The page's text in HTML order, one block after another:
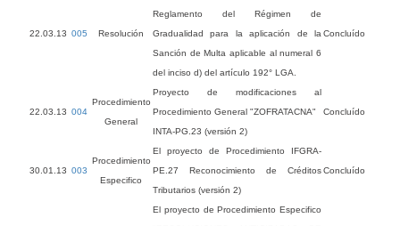
22.03.13 005 Resolución
Reglamento del Régimen de
Gradualidad para la aplicación de la
Sanción de Multa aplicable al numeral 6
del inciso d) del artículo 192° LGA.
Concluído
22.03.13 004
Procedimiento
General
Proyecto de modificaciones al
Procedimiento General "ZOFRATACNA"
INTA-PG.23 (versión 2)
Concluído
30.01.13 003
Procedimiento
Especifico
El proyecto de Procedimiento IFGRA-
PE.27 Reconocimiento de Créditos
Tributarios (versión 2)
Concluído
El proyecto de Procedimiento Especifico